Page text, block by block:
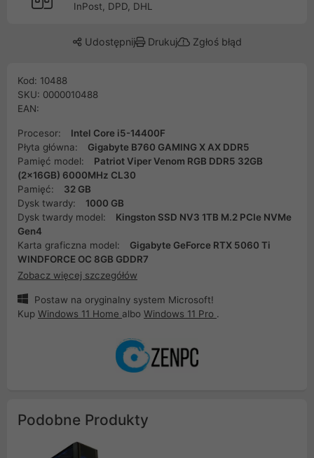
InPost, DPD, DHL
Udostępnij Drukuj Zgłoś błąd
Kod: 10488
SKU: 0000010488
EAN:
Procesor:
Intel Core i5-14400F
Płyta główna:
Gigabyte B760 GAMING X AX DDR5
Pamięć model:
Patriot Viper Venom RGB DDR5 32GB
(2x16GB) 6000MHz CL30
Pamięć:
32 GB
Dysk twardy:
1000 GB
Dysk twardy model:
Kingston SSD NV3 1TB M.2 PCIe NVMe
Gen4
Karta graficzna model:
Gigabyte GeForce RTX 5060 Ti
WINDFORCE OC 8GB GDDR7
Zobacz więcej szczegółów
Postaw na oryginalny system Microsoft!
Kup Windows 11 Home albo Windows 11 Pro .
Podobne Produkty